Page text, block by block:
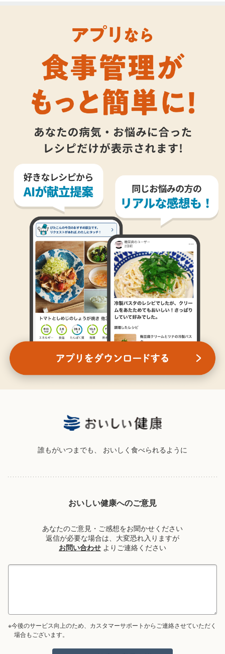
誰もがいつまでも、 おいしく食べられるように
おいしい健康へのご意見
あなたのご意見・ご感想をお聞かせください
返信が必要な場合は、大変恐れ入りますが
お問い合わせ よりご連絡ください
※今後のサービス向上のため、カスタマーサポートからご連絡させていただく
場合もございます。